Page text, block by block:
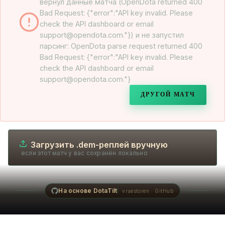
вернул данные матча (OpenDota returned 400
Bad Request: {"error":"API key invalid. Please
check the API dashboard or email
support@opendota.com."}) и не запустил
парсинг: OpenDota parse request returned 400
Bad Request: {"error":"API key invalid. Please
check the API dashboard or email
support@opendota.com."}
ДРУГОЙ МАТЧ
Загрузить .dem-реплей вручную
если этот матч у вас сохранён локально
На основе DotaTilt vraestoren · GitHub